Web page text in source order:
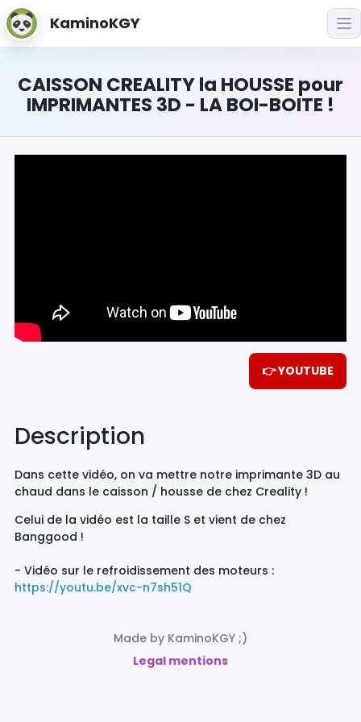
KaminoKGY
CAISSON CREALITY la HOUSSE pour
IMPRIMANTES 3D - LA BOI-BOITE !
👉 YOUTUBE
Description
Dans cette vidéo, on va mettre notre imprimante 3D au
chaud dans le caisson / housse de chez Creality !
Celui de la vidéo est la taille S et vient de chez
Banggood !
- Vidéo sur le refroidissement des moteurs :
https://youtu.be/xvc-n7sh51Q
Made by KaminoKGY ;)
Legal mentions